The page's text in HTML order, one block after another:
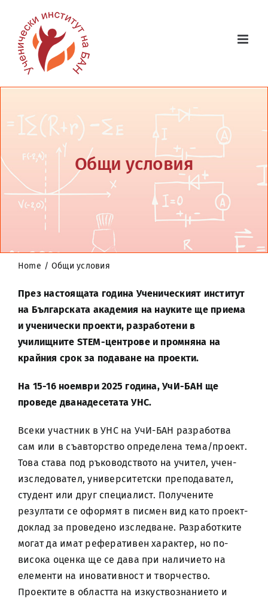
content
Общи условия
Home Общи условия
През настоящата година Ученическият институт
на Българската академия на науките ще приема
и ученически проекти, разработени в
училищните STEM-центрове и промняна на
крайния срок за подаване на проекти.
На 15-16 ноември 2025 година, УчИ-БАН ще
проведе дванадесетата УНС.
Всеки участник в УНС на УчИ-БАН разработва
сам или в съавторство определена тема/проект.
Това става под ръководството на учител, учен-
изследовател, университетски преподавател,
студент или друг специалист. Получените
резултати се оформят в писмен вид като проект-
доклад за проведено изследване. Разработките
могат да имат реферативен характер, но по-
висока оценка ще се дава при наличието на
елементи на иновативност и творчество.
Проектите в областта на изкуствознанието и